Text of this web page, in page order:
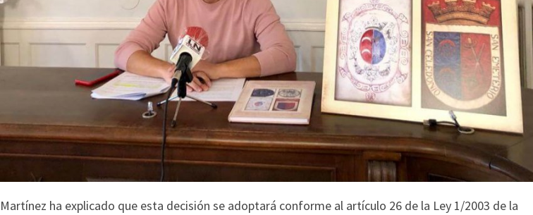
Martínez ha explicado que esta decisión se adoptará conforme al artículo 26 de la Ley 1/2003 de la